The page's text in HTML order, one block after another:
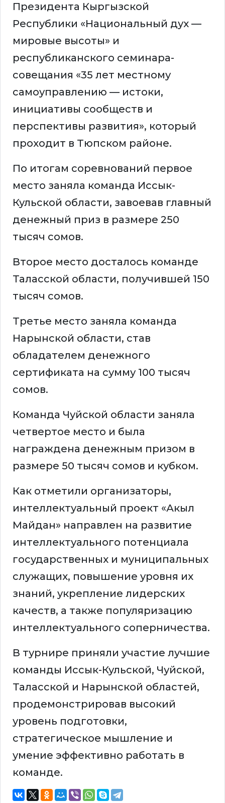
Президента Кыргызской
Республики «Национальный дух —
мировые высоты» и
республиканского семинара-
совещания «35 лет местному
самоуправлению — истоки,
инициативы сообществ и
перспективы развития», который
проходит в Тюпском районе.
По итогам соревнований первое
место заняла команда Иссык-
Кульской области, завоевав главный
денежный приз в размере 250
тысяч сомов.
Второе место досталось команде
Таласской области, получившей 150
тысяч сомов.
Третье место заняла команда
Нарынской области, став
обладателем денежного
сертификата на сумму 100 тысяч
сомов.
Команда Чуйской области заняла
четвертое место и была
награждена денежным призом в
размере 50 тысяч сомов и кубком.
Как отметили организаторы,
интеллектуальный проект «Акыл
Майдан» направлен на развитие
интеллектуального потенциала
государственных и муниципальных
служащих, повышение уровня их
знаний, укрепление лидерских
качеств, а также популяризацию
интеллектуального соперничества.
В турнире приняли участие лучшие
команды Иссык-Кульской, Чуйской,
Таласской и Нарынской областей,
продемонстрировав высокий
уровень подготовки,
стратегическое мышление и
умение эффективно работать в
команде.